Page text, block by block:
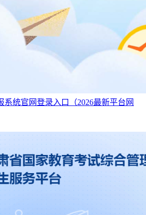
系统官网登录入口（2026最新平台网